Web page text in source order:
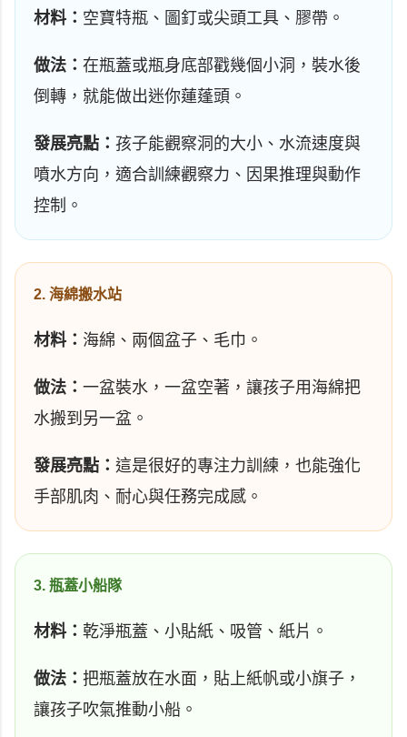
材料： 空寶特瓶、圖釘或尖頭工具、膠帶。
做法： 在瓶蓋或瓶身底部戳幾個小洞，裝水後
倒轉，就能做出迷你蓮蓬頭。
發展亮點： 孩子能觀察洞的大小、水流速度與
噴水方向，適合訓練觀察力、因果推理與動作
控制。
2. 海綿搬水站
材料： 海綿、兩個盆子、毛巾。
做法： 一盆裝水，一盆空著，讓孩子用海綿把
水搬到另一盆。
發展亮點： 這是很好的專注力訓練，也能強化
手部肌肉、耐心與任務完成感。
3. 瓶蓋小船隊
材料： 乾淨瓶蓋、小貼紙、吸管、紙片。
做法： 把瓶蓋放在水面，貼上紙帆或小旗子，
讓孩子吹氣推動小船。